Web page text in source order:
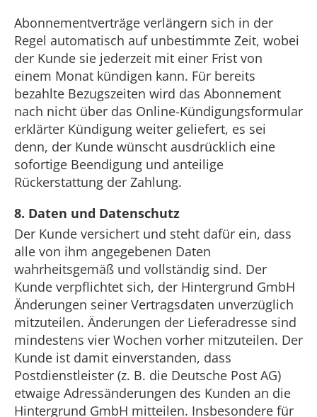
Abonnementverträge verlängern sich in der
Regel automatisch auf unbestimmte Zeit, wobei
der Kunde sie jederzeit mit einer Frist von
einem Monat kündigen kann. Für bereits
bezahlte Bezugszeiten wird das Abonnement
nach nicht über das Online-Kündigungsformular
erklärter Kündigung weiter geliefert, es sei
denn, der Kunde wünscht ausdrücklich eine
sofortige Beendigung und anteilige
Rückerstattung der Zahlung.
8. Daten und Datenschutz
Der Kunde versichert und steht dafür ein, dass
alle von ihm angegebenen Daten
wahrheitsgemäß und vollständig sind. Der
Kunde verpflichtet sich, der Hintergrund GmbH
Änderungen seiner Vertragsdaten unverzüglich
mitzuteilen. Änderungen der Lieferadresse sind
mindestens vier Wochen vorher mitzuteilen. Der
Kunde ist damit einverstanden, dass
Postdienstleister (z. B. die Deutsche Post AG)
etwaige Adressänderungen des Kunden an die
Hintergrund GmbH mitteilen. Insbesondere für